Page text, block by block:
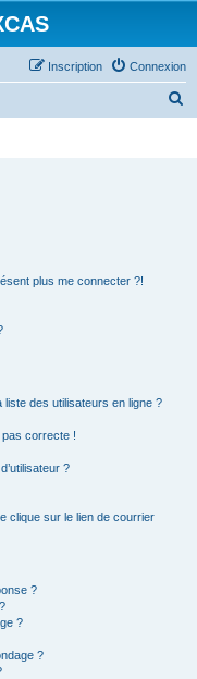
Connexion
Inscription
plus me connecter ?!
liste des utilisateurs en ligne ?
pas correcte !
?
clique sur le lien de courrier
?
?
?